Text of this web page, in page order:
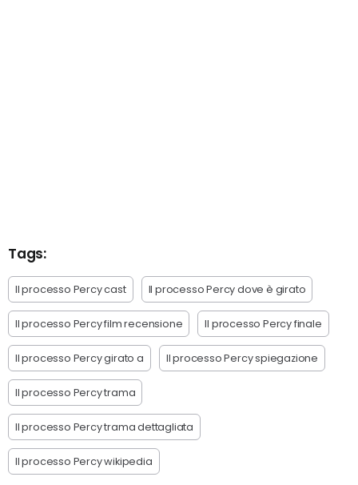
Tags:
Il processo Percy cast Il processo Percy dove è girato
Il processo Percy film recensione Il processo Percy finale
Il processo Percy girato a Il processo Percy spiegazione
Il processo Percy trama
Il processo Percy trama dettagliata
Il processo Percy wikipedia